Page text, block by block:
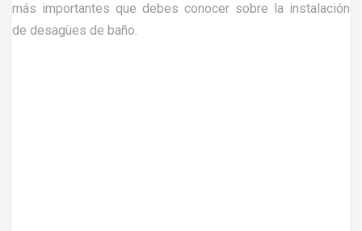
más importantes que debes conocer sobre la instalación
de desagües de baño.